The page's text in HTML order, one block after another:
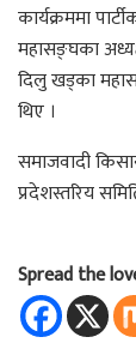
कार्यक्रममा
महासङ्घका
दिलु खड्का
थिए ।
समाजवादी
प्रदेशस्तरिय
Spread the